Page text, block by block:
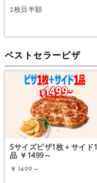
2枚目半額
ベストセラーピザ
Sサイズピザ1枚＋サイド1
品 ￥1499～
￥1499～